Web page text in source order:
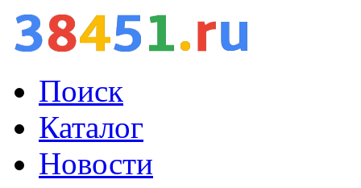
Поиск
Каталог
Новости